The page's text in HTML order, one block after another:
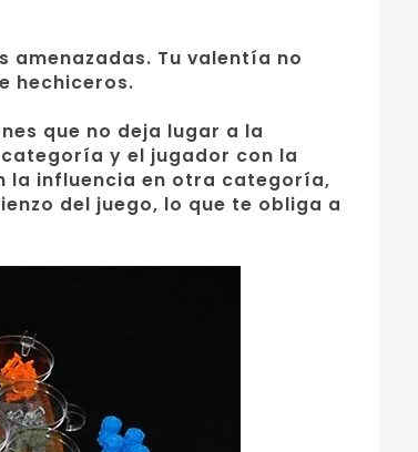
amenazadas. Tu valentía no
hechiceros.
que no deja lugar a la
y el jugador con la
la influencia en otra categoría,
del juego, lo que te obliga a